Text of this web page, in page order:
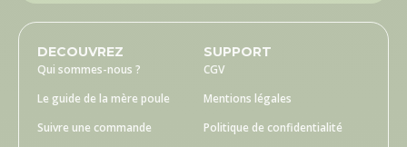
DECOUVREZ
Qui sommes-nous ?
Le guide de la mère poule
Suivre une commande
SUPPORT
CGV
Mentions légales
Politique de confidentialité